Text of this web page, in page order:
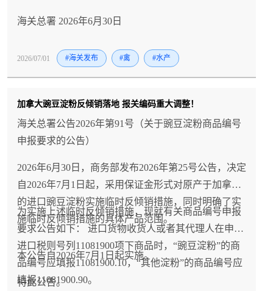
海关总署 2026年6月30日
2026/07/01 #海关发布 #禽 #水产
加拿大豌豆淀粉反倾销落地 报关编码重大调整！
海关总署公告2026年第91号（关于豌豆淀粉商品编号
申报要求的公告）
2026年6月30日，商务部发布2026年第25号公告，决定
自2026年7月1日起，采用保证金形式对原产于加拿大
的进口豌豆淀粉实施临时反倾销措施，同时明确了实
施临时反倾销措施的具体产品范围。
为实施上述临时反倾销措施，现就有关商品编号申报
要求公告如下： 进口货物收货人或者其代理人在申报
进口税则号列11081900项下商品时，“豌豆淀粉”的商
品编号应填报11081900.10，“其他淀粉”的商品编号应
填报11081900.90。
本公告自2026年7月1日起实施。
特此公告。